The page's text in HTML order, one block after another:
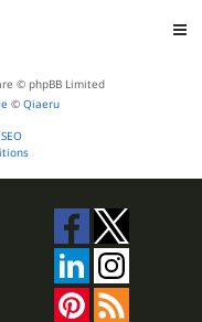
© phpBB Limited
© Qiaeru